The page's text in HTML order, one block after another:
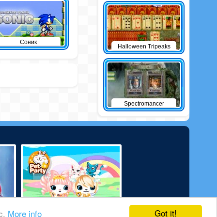
Got it!
More info
Соник
Halloween Tripeaks
Spectromancer